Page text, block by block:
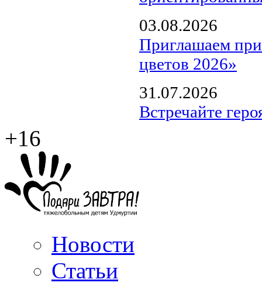
03.08.2026
Приглашаем
цветов 2026»
31.07.2026
Встречайте
+16
Новости
Статьи